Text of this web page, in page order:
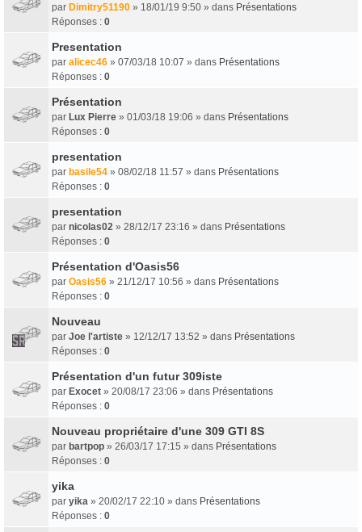
par Dimitry51190 » 18/01/19 9:50 » dans Présentations
Réponses : 0
Presentation
par alicec46 » 07/03/18 10:07 » dans Présentations
Réponses : 0
Présentation
par Lux Pierre » 01/03/18 19:06 » dans Présentations
Réponses : 0
presentation
par basile54 » 08/02/18 11:57 » dans Présentations
Réponses : 0
presentation
par nicolas02 » 28/12/17 23:16 » dans Présentations
Réponses : 0
Présentation d'Oasis56
par Oasis56 » 21/12/17 10:56 » dans Présentations
Réponses : 0
Nouveau
par Joe l'artiste » 12/12/17 13:52 » dans Présentations
Réponses : 0
Présentation d'un futur 309iste
par Exocet » 20/08/17 23:06 » dans Présentations
Réponses : 0
Nouveau propriétaire d'une 309 GTI 8S
par bartpop » 26/03/17 17:15 » dans Présentations
Réponses : 0
yika
par yika » 20/02/17 22:10 » dans Présentations
Réponses : 0